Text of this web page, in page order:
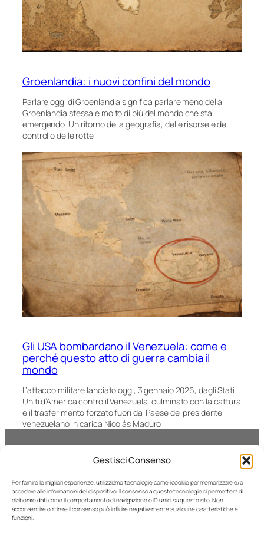
Gestisci Consenso
Per fornire le migliori esperienze, utilizziamo tecnologie come i cookie per memorizzare e/o
accedere alle informazioni del dispositivo. Il consenso a queste tecnologie ci permetterà di
elaborare dati come il comportamento di navigazione o ID unici su questo sito. Non
acconsentire o ritirare il consenso può influire negativamente su alcune caratteristiche e
funzioni.
Groenlandia: i nuovi confini del mondo
Parlare oggi di Groenlandia significa parlare meno della
Groenlandia stessa e molto di più del mondo che sta
emergendo. Un ritorno della geografia, delle risorse e del
controllo delle rotte
Gli USA bombardano il Venezuela: come e
perché questo atto di guerra cambia il
mondo
L’attacco militare lanciato oggi, 3 gennaio 2026, dagli Stati
Uniti d’America contro il Venezuela, culminato con la cattura
e il trasferimento forzato fuori dal Paese del presidente
venezuelano in carica Nicolás Maduro
A-Tres III
archivio di sapere e conoscenza
Facebook
About us
Contatti
Disclaimer